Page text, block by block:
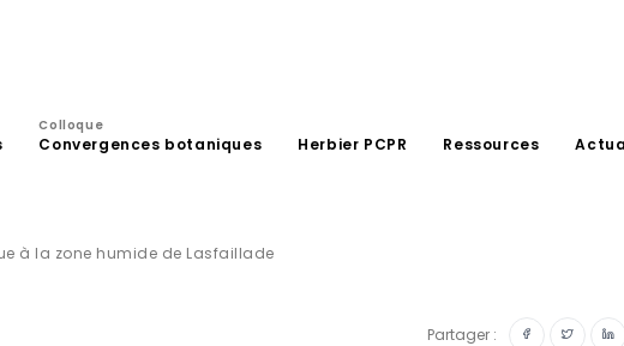
Colloque
Convergences botaniques Herbier PCPR Ressources
à la zone humide de Lasfaillade
Partager :